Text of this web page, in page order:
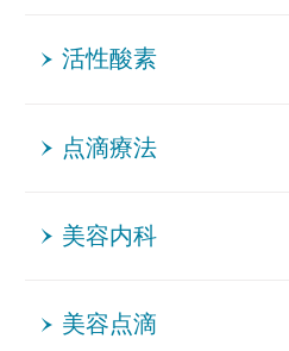
活性酸素
点滴療法
美容内科
美容点滴